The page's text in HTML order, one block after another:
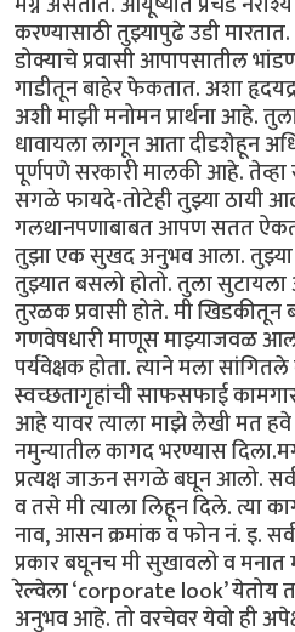
करण्यासाठी तुझ्यापुढे उडी
डोक्याचे प्रवासी आपापसातील
गाडीतून बाहेर फेकतात. अशा
अशी माझी मनोमन प्रार्थना आहे.
धावायला लागून आता दीडशेहून
पूर्णपणे सरकारी मालकी आहे.
सगळे फायदे-तोटेही तुझ्या ठायी
गलथानपणाबाबत आपण सतत
तुझा एक सुखद अनुभव आला. तुझ्या
तुझ्यात बसलो होतो. तुला
तुरळक प्रवासी होते. मी
गणवेषधारी माणूस माझ्याजवळ
पर्यवेक्षक होता. त्याने मला
स्वच्छतागृहांची साफसफाई
आहे यावर त्याला माझे लेखी मत
नमुन्यातील कागद भरण्यास
प्रत्यक्ष जाऊन सगळे बघून आलो.
व तसे मी त्याला लिहून दिले. त्या
नाव, आसन क्रमांक व फोन नं. इ.
प्रकार बघूनच मी सुखावलो व मनात
रेल्वेला ‘corporate look’ येतोय
अनुभव आहे. तो वरचेवर येवो ही